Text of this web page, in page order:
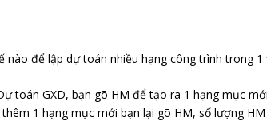
nào để lập dự toán nhiều hạng công trình trong 1
toán GXD, bạn gõ HM để tạo ra 1 hạng mục
thêm 1 hạng mục mới bạn lại gõ HM, số lượng